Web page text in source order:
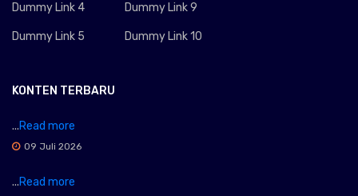
Dummy Link 4
Dummy Link 5
Dummy Link 9
Dummy Link 10
KONTEN TERBARU
...Read more
09 Juli 2026
...Read more